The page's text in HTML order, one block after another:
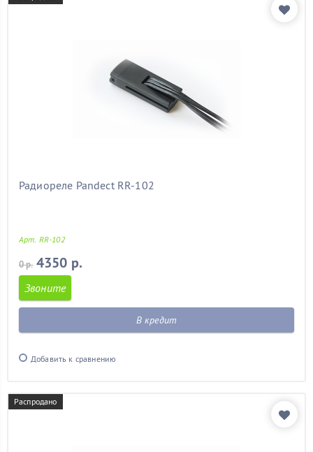
Радиореле Pandect RR-102
Арт. RR-102
0 р. 4350 р.
Звоните
В кредит
Добавить к сравнению
Распродано